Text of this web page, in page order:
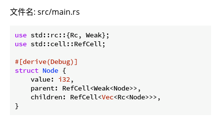
文件名: src/main.rs
use
use std::cell::RefCell;
#[derive(Debug)]
struct Node {
    value:
i32,
    parent: RefCell<Weak<Node>>,
    children: RefCell<
Vec<Rc<Node>>>,